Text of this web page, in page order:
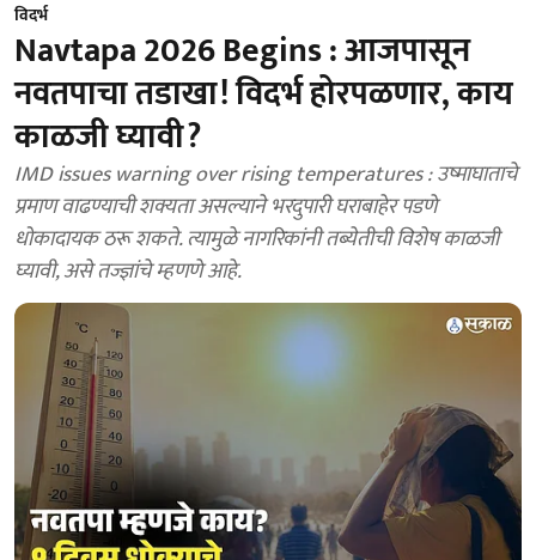
विदर्भ
Navtapa 2026 Begins : आजपासून
नवतपाचा तडाखा! विदर्भ होरपळणार, काय
काळजी घ्यावी?
IMD issues warning over rising temperatures : उष्माघाताचे
प्रमाण वाढण्याची शक्यता असल्याने भरदुपारी घराबाहेर पडणे
धोकादायक ठरू शकते. त्यामुळे नागरिकांनी तब्येतीची विशेष काळजी
घ्यावी, असे तज्ज्ञांचे म्हणणे आहे.